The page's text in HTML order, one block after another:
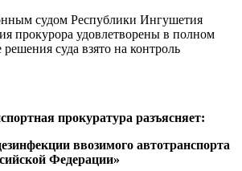
судом Республики Ингушетия
прокурора удовлетворены в полном
суда взято на контроль
прокуратура разъясняет:
ввозимого автотранспорта
Федерации»